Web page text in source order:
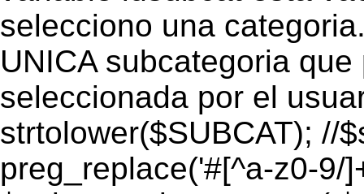
selecciono una
UNICA subcategoria
seleccionada por el
strtolower($SUBCAT); //
preg_replace('#[^a-z0-9/